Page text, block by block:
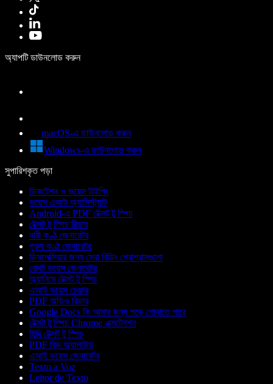
অ্যাপটি ডাউনলোড করুন
macOS-এ ডাউনলোড করুন
Windows-এ ডাউনলোড করুন
সুপারিশকৃত পড়া
ডিকটেশন ও ভয়েস টাইপিং
ভয়েস এআই অ্যাসিস্ট্যান্ট
Android-এ PDF টেক্সট টু স্পিচ
টেক্সট টু স্পিচ রিডার
নারী কণ্ঠ জেনারেটর
পুরুষ কণ্ঠ জেনারেটর
ডিসলেক্সিয়ার জন্য সেরা রিডিং প্রোগ্রামগুলো
রোবট ভয়েস জেনারেটর
অ্যানিমে টেক্সট টু স্পিচ
এআই ভয়েস চেঞ্জার
PDF অডিও রিডার
Google Docs কি আমার জন্য পড়ে শোনাতে পারে
টেক্সট টু স্পিচ Chrome এক্সটেনশন
হিন্দি টেক্সট টু স্পিচ
PDF রিড অ্যালাউড
এআই ভয়েস জেনারেটর
Texto a Voz
Leitor de Texto